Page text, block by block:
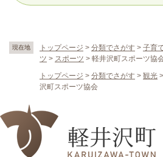
現在地 トップページ > 分類でさがす > 子育
ツ > スポーツ > 軽井沢町スポーツ協
トップページ > 分類でさがす > 観光 >
沢町スポーツ協会